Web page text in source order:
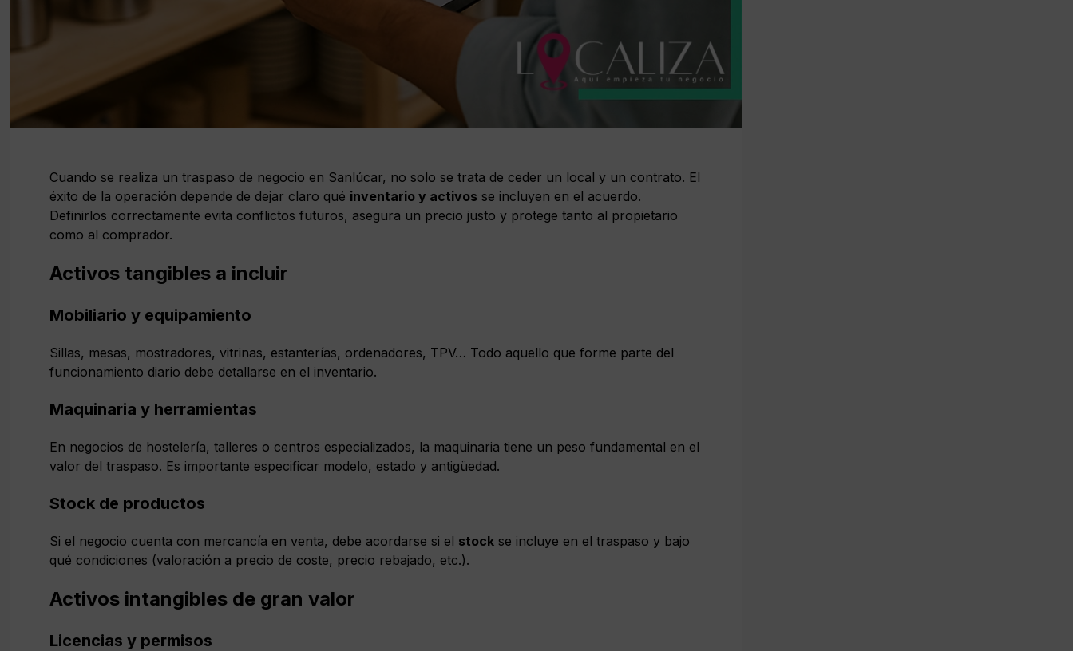
Cuando se realiza un traspaso de negocio en Sanlúcar, no solo se trata de ceder un local y un contrato. El
éxito de la operación depende de dejar claro qué inventario y activos se incluyen en el acuerdo.
Definirlos correctamente evita conflictos futuros, asegura un precio justo y protege tanto al propietario
como al comprador.
Activos tangibles a incluir
Mobiliario y equipamiento
Sillas, mesas, mostradores, vitrinas, estanterías, ordenadores, TPV… Todo aquello que forme parte del
funcionamiento diario debe detallarse en el inventario.
Maquinaria y herramientas
En negocios de hostelería, talleres o centros especializados, la maquinaria tiene un peso fundamental en el
valor del traspaso. Es importante especificar modelo, estado y antigüedad.
Stock de productos
Si el negocio cuenta con mercancía en venta, debe acordarse si el stock se incluye en el traspaso y bajo
qué condiciones (valoración a precio de coste, precio rebajado, etc.).
Activos intangibles de gran valor
Licencias y permisos